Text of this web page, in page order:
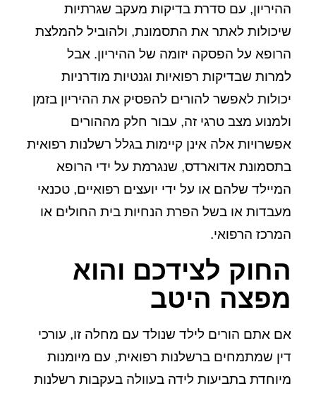
ההיריון, עם סדרת בדיקות מעקב שגרתיות
שיכולות לאתר את התסמונת, ולהוביל להמלצת
הרופא על הפסקה יזומה של ההיריון. אבל
למרות שבדיקות רפואיות וגנטיות מודרניות
יכולות לאפשר להורים להפסיק את ההיריון בזמן
ולמנוע מצב טרגי זה, עבור חלק מההורים
אפשרויות אלה אינן קיימות בגלל רשלנות רפואית
בתסמונת אדוארדס, שנגרמת על ידי הרופא
המיילד שלהם או על ידי יועצים רפואיים, טכנאי
מעבדות או בשל הפרת הנחיות בית החולים או
המרכז הרפואי.
החוק לצידכם והוא
מפצה היטב
אם אתם הורים לילד שנולד עם מחלה זו, עורכי
דין שמתמחים ברשלנות רפואית, עם מיומנות
מיוחדת בתביעות לידה בעוולה בעקבות רשלנות